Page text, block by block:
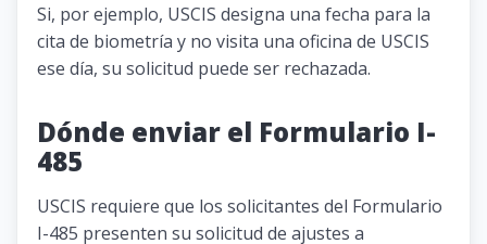
Si, por ejemplo, USCIS designa una fecha para la
cita de biometría y no visita una oficina de USCIS
ese día, su solicitud puede ser rechazada.
Dónde enviar el Formulario I-
485
USCIS requiere que los solicitantes del Formulario
I-485 presenten su solicitud de ajustes a